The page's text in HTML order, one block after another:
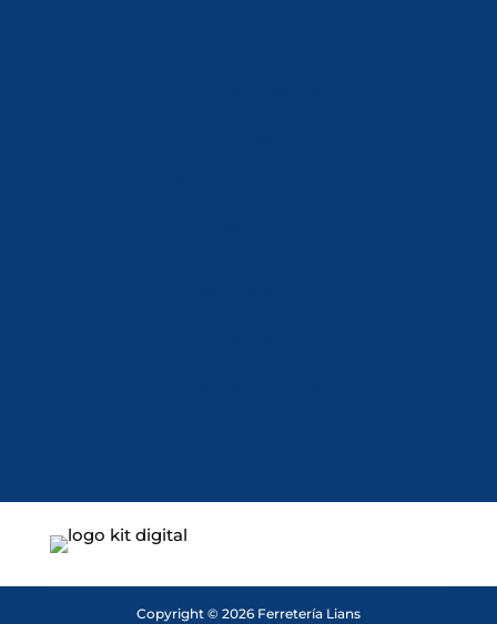
Copyright © 2026 Ferretería Lians